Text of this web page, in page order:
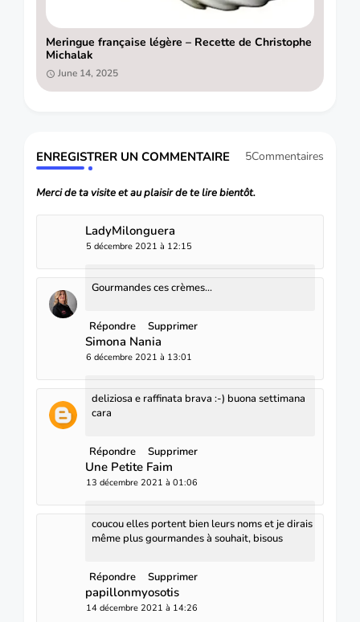
Meringue française légère – Recette de Christophe
Michalak
June 14, 2025
ENREGISTRER UN COMMENTAIRE 5Commentaires
Merci de ta visite et au plaisir de te lire bientôt.
LadyMilonguera
5 décembre 2021 à 12:15
Gourmandes ces crèmes...
Répondre Supprimer
Simona Nania
6 décembre 2021 à 13:01
deliziosa e raffinata brava :-) buona settimana
cara
Répondre Supprimer
Une Petite Faim
13 décembre 2021 à 01:06
coucou elles portent bien leurs noms et je dirais
même plus gourmandes à souhait, bisous
Répondre Supprimer
papillonmyosotis
14 décembre 2021 à 14:26